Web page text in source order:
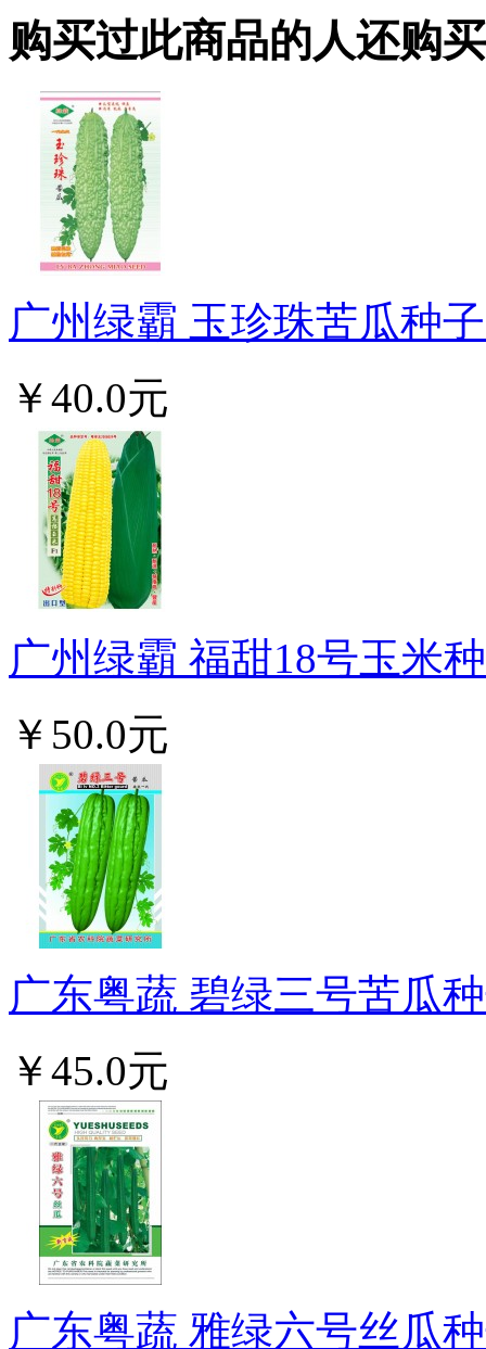
购买过此商品的人还购
广州绿霸 玉珍珠苦瓜种
￥40.0元
广州绿霸 福甜18号玉米
￥50.0元
广东粤蔬 碧绿三号苦瓜
￥45.0元
广东粤蔬 雅绿六号丝瓜